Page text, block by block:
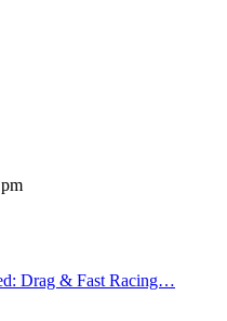
Drag & Fast Racing…